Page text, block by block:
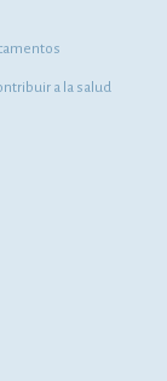
a la salud